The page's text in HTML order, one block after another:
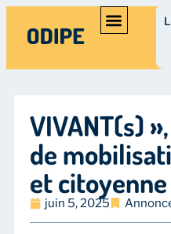
VIVANT(s)
de
et citoyenne
juin 5, 2025